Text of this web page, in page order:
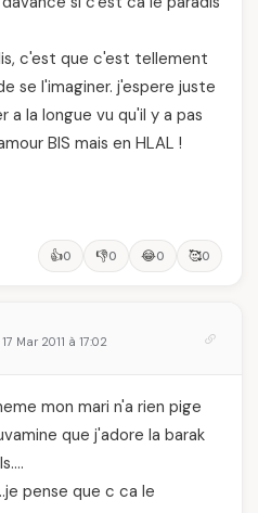
c'est que c'est tellement
se l'imaginer. j'espere juste
a la longue vu qu'il y a pas
BIS mais en HLAL !
👍0 👎0 😂0 🥰0
Mar 2011 à 17:02
mon mari n'a rien pige
que j'adore la barak
pense que c ca le